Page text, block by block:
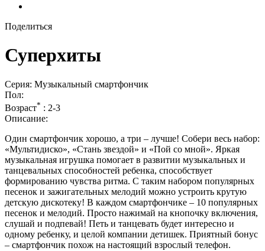
Поделиться
Суперхиты
Серия: Музыкальный смартфончик
Пол:
Возраст* : 2-3
Описание:
Один смартфончик хорошо, а три – лучше! Собери весь набор:
«Мультидиско», «Стань звездой» и «Пой со мной». Яркая
музыкальная игрушка помогает в развитии музыкальных и
танцевальных способностей ребенка, способствует
формированию чувства ритма. С таким набором популярных
песенок и зажигательных мелодий можно устроить крутую
детскую дискотеку! В каждом смартфончике – 10 популярных
песенок и мелодий. Просто нажимай на кнопочку включения,
слушай и подпевай! Петь и танцевать будет интересно и
одному ребенку, и целой компании детишек. Приятный бонус
– смартфончик похож на настоящий взрослый телефон.